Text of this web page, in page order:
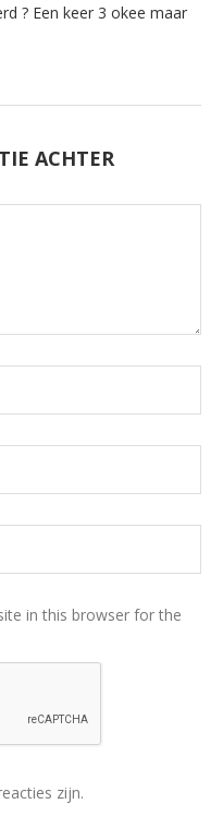
? Een keer 3 okee maar
ACHTER
in this browser for the
zijn.